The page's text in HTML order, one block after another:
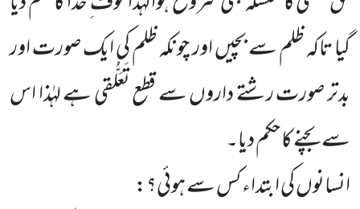
گیا تاکہ ظلم سے بچیں اور چونکہ ظلم کی ایک صورت اور
بدتر صورت رشتے داروں سے قطع تَعَلُّقی ہے لہٰذا اس
سے بچنے کا حکم دیا۔
انسانوں کی ابتداء کس سے ہوئی؟: